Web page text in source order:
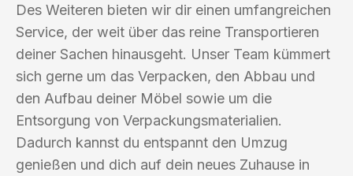
Des Weiteren bieten wir dir einen umfangreichen
Service, der weit über das reine Transportieren
deiner Sachen hinausgeht. Unser Team kümmert
sich gerne um das Verpacken, den Abbau und
den Aufbau deiner Möbel sowie um die
Entsorgung von Verpackungsmaterialien.
Dadurch kannst du entspannt den Umzug
genießen und dich auf dein neues Zuhause in